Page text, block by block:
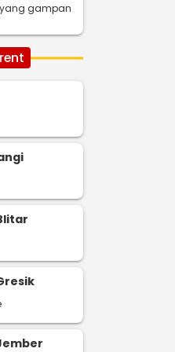
gampan